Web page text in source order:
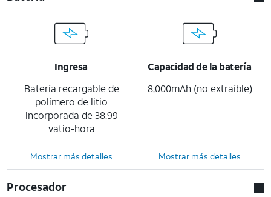
Ingresa
Batería recargable de
polímero de litio
incorporada de 38.99
vatio-hora
Capacidad de la batería
8,000mAh (no extraíble)
Mostrar más detalles Mostrar más detalles
Procesador